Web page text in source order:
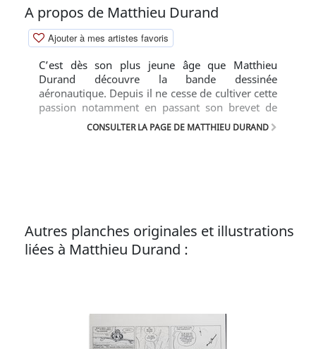
A propos de Matthieu Durand
Ajouter à mes artistes favoris
C’est dès son plus jeune âge que Matthieu
Durand découvre la bande dessinée
aéronautique. Depuis il ne cesse de cultiver cette
passion notamment en passant son brevet de
pilote, en réalisant des affiches de meetings
aériens puis des illustrations pour la presse
CONSULTER LA PAGE DE MATTHIEU DURAND
Autres planches originales et illustrations
liées à Matthieu Durand :